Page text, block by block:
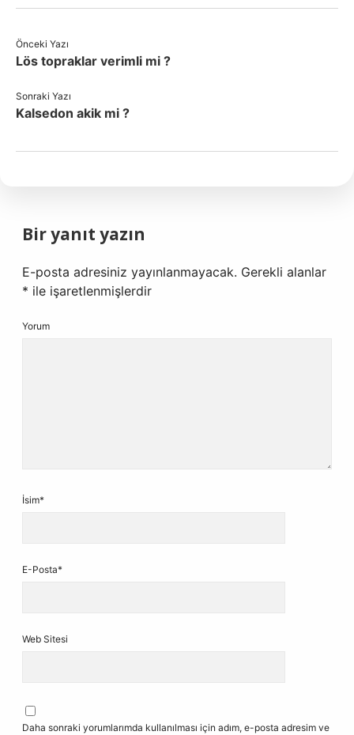
Önceki Yazı
Lös topraklar verimli mi ?
Sonraki Yazı
Kalsedon akik mi ?
Bir yanıt yazın
E-posta adresiniz yayınlanmayacak. Gerekli alanlar
* ile işaretlenmişlerdir
Yorum
İsim*
E-Posta*
Web Sitesi
Daha sonraki yorumlarımda kullanılması için adım, e-posta adresim ve